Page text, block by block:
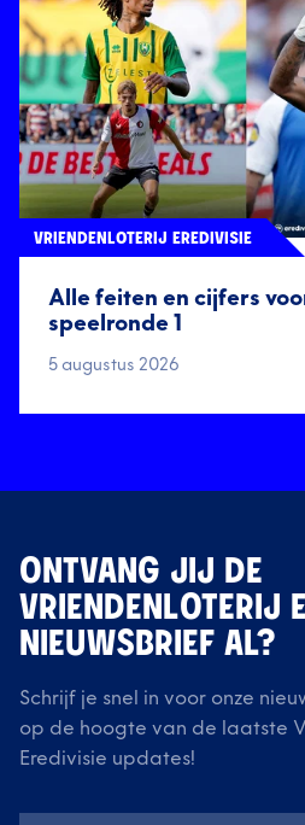
Alle feiten en cijfers
speelronde 1
VRIENDENLOTERIJ EREDIVISIE
5 augustus 2026
ONTVANG JIJ DE
VRIENDENLOTERIJ
NIEUWSBRIEF AL?
Schrijf je snel in voor onze
op de hoogte van de laatste
Eredivisie updates!